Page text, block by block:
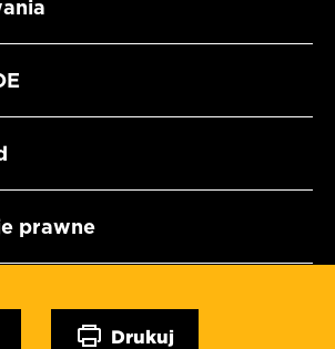
prawne
Drukuj